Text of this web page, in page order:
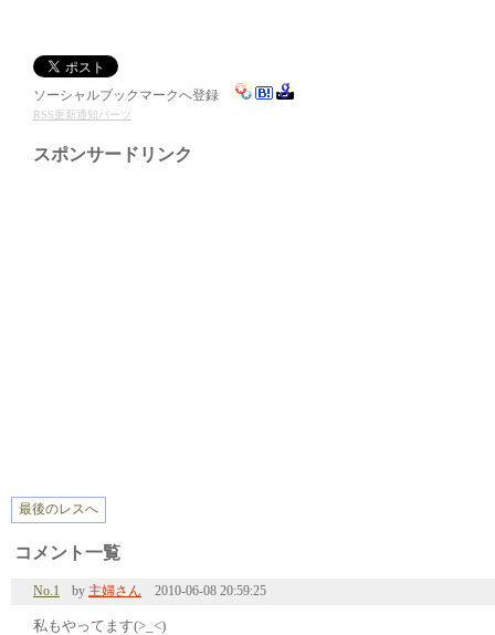
ソーシャルブックマークへ登録
RSS更新通知パーツ
スポンサードリンク
最後のレスへ
コメント一覧
No.1 by 主婦さん 2010-06-08 20:59:25
私もやってます(>_<)